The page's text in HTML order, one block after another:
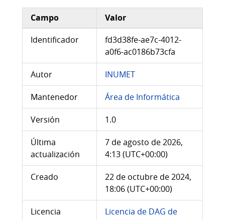
Campo
Valor
Identificador
fd3d38fe-ae7c-4012-
a0f6-ac0186b73cfa
Autor INUMET
Mantenedor Área de Informática
Versión 1.0
Última
actualización
7 de agosto de 2026,
4:13 (UTC+00:00)
Creado
22 de octubre de 2024,
18:06 (UTC+00:00)
Licencia
Licencia de DAG de